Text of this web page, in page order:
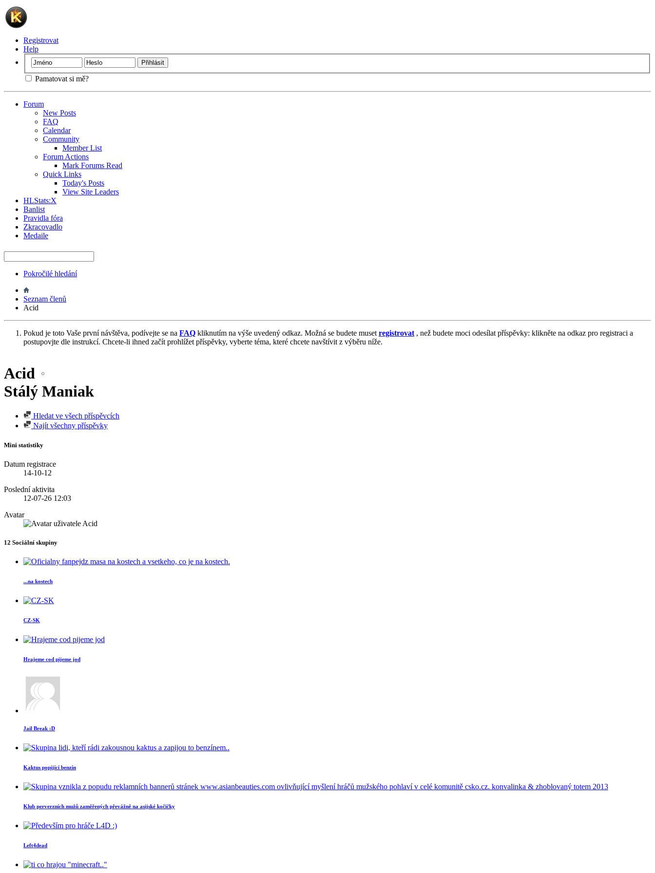
Registrovat
Help
Pamatovat si mě?
Forum
New Posts
FAQ
Calendar
Community
Member List
Forum Actions
Mark Forums Read
Quick Links
Today's Posts
View Site Leaders
HLStats:X
Banlist
Pravidla fóra
Zkracovadlo
Medaile
Pokročilé hledání
Seznam členů
Acid
Pokud je toto Vaše první návštěva, podívejte se na FAQ kliknutím na výše uvedený odkaz. Možná se budete muset registrovat , než budete moci odesílat příspěvky: klikněte na odkaz pro registraci a
postupovjte dle instrukcí. Chcete-li ihned začít prohlížet příspěvky, vyberte téma, které chcete navštívit z výběru níže.
Acid
Stálý Maniak
Hledat ve všech příspěvcích
Najít všechny příspěvky
Mini statistiky
Datum registrace
14-10-12
Poslední aktivita
12-07-26 12:03
Avatar
12 Sociální skupiny
...na kostech
CZ-SK
Hrajeme cod pijeme jod
Jail Break :D
Kaktus popijící benzín
Klub perverzních mužů zaměřených převážně na asijské kočičky
Left4dead